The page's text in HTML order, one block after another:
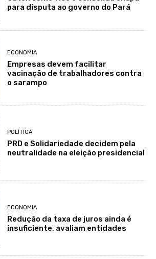
para disputa ao governo do Pará
ECONOMIA
Empresas devem facilitar
vacinação de trabalhadores contra
o sarampo
POLÍTICA
PRD e Solidariedade decidem pela
neutralidade na eleição presidencial
ECONOMIA
Redução da taxa de juros ainda é
insuficiente, avaliam entidades